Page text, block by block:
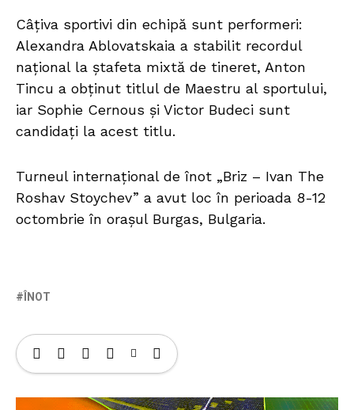
Câțiva sportivi din echipă sunt performeri:
Alexandra Ablovatskaia a stabilit recordul
național la ștafeta mixtă de tineret, Anton
Tincu a obținut titlul de Maestru al sportului,
iar Sophie Cernous și Victor Budeci sunt
candidați la acest titlu.
Turneul internațional de înot „Briz – Ivan The
Roshav Stoychev” a avut loc în perioada 8-12
octombrie în orașul Burgas, Bulgaria.
ÎNOT